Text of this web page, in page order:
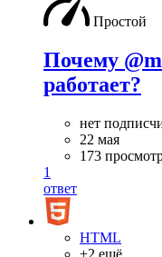
Простой
Почему
работает?
нет
22 мая
173
1
ответ
HTML
+2 ещё